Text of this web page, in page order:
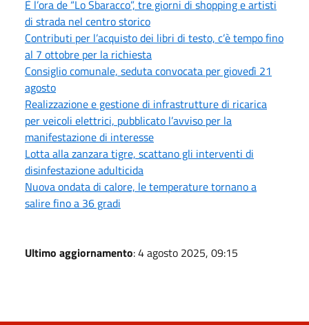
È l’ora de “Lo Sbaracco”, tre giorni di shopping e artisti
di strada nel centro storico
Contributi per l’acquisto dei libri di testo, c’è tempo fino
al 7 ottobre per la richiesta
Consiglio comunale, seduta convocata per giovedì 21
agosto
Realizzazione e gestione di infrastrutture di ricarica
per veicoli elettrici, pubblicato l’avviso per la
manifestazione di interesse
Lotta alla zanzara tigre, scattano gli interventi di
disinfestazione adulticida
Nuova ondata di calore, le temperature tornano a
salire fino a 36 gradi
Ultimo aggiornamento: 4 agosto 2025, 09:15